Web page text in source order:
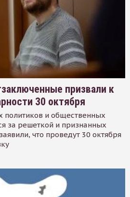
призвали к
30 октября
политиков и общественных
за решеткой и признанных
что проведут 30 октября